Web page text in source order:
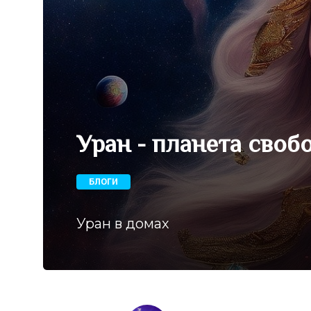
Уран - планета
БЛОГИ
Уран в домах